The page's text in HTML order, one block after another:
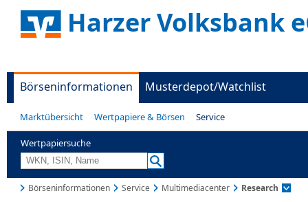
Harzer Volksbank
Börseninformationen Musterdepot/Watchlist
Marktübersicht Wertpapiere & Börsen Service
Wertpapiersuche
Börseninformationen Service Multimediacenter Research